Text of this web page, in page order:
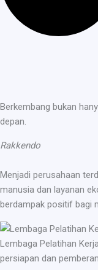
Berkembang bukan
depan.
Rakkendo
Menjadi perusahaan
manusia dan layanan
berdampak positif bagi
Lembaga Pelatihan
persiapan dan